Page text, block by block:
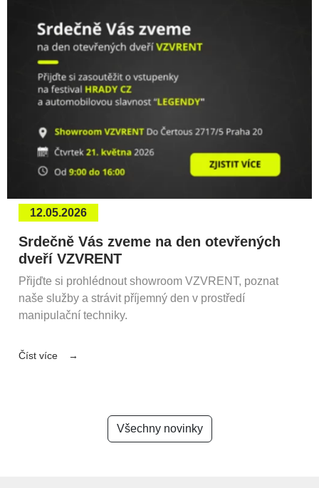
12.05.2026
Srdečně Vás zveme na den otevřených
dveří VZVRENT
Přijďte si prohlédnout showroom VZVRENT, poznat
naše služby a strávit příjemný den v prostředí
manipulační techniky.
Číst více
Všechny novinky